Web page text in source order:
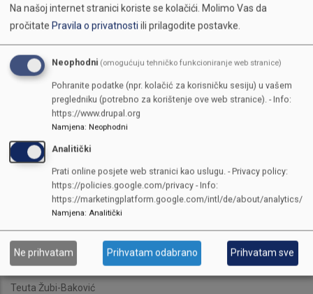
predlaganje usmjeravanja finansijskih sredstava i njihovih
izvora namijenjenih za razvoj u oblastima iz nadležnosti
sektora i vršenje drugih stručnih poslova iz nadležnosti sektora.
KONTAKTI
Reisa Džemaludina Čauševića 1
POMOĆNIK MINISTRA
Adnan Aganović
387 33 562 119
adnan.aganovic@mp.ks.gov.ba
Reisa Džemaludina Čauševića 1
Odjeljenje za pravne poslove
Šef Odjeljenja
Teuta Žubi-Baković
Na našoj internet stranici koriste se kolačići. Molimo Vas da
pročitate Pravila o privatnostiili prilagodite postavke.
Neophodni (omogućuju tehničko funkcioniranje web stranice)
Pohranite podatke (npr. kolačić za korisničku sesiju) u vašem
pregledniku (potrebno za korištenje ove web stranice). - Info:
https://www.drupal.org
Namjena: Neophodni
Analitički
Prati online posjete web stranici kao uslugu. - Privacy policy:
https://policies.google.com/privacy - Info:
https://marketingplatform.google.com/intl/de/about/analytics/
Namjena: Analitički
Ne prihvatam Prihvatam odabrano Prihvatam sve